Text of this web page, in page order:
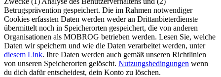
Betrugsprävention gespeichert. Die im Rahmen notwendiger
Cookies erfassten Daten werden weder an Drittanbieterdienste
übermittelt noch in Speicherorten gespeichert, die von anderen
Organisationen als MOBROG betrieben werden. Lesen Sie, welche
Daten wir speichern und wie die Daten verarbeitet werden, unter
diesem Link. Ihre Daten werden auch gemäß unseren Richtlinien
von unseren Speicherorten gelöscht. Nutzungsbedingungen wenn
du dich dafür entscheidest, dein Konto zu löschen.